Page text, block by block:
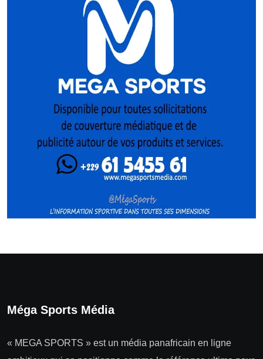
Méga Sports Média
« MEGA SPORTS » est un média panafricain en ligne